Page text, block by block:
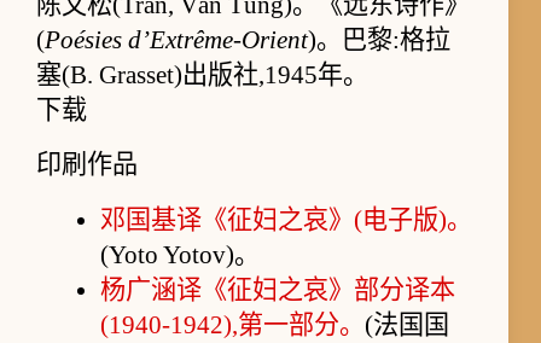
(Poésies d’Extrême-Orient)。巴黎:格拉
塞(B. Grasset)出版社,1945年。
下载
印刷作品
邓国基译《征妇之哀》(电子版)。
(Yoto Yotov)。
杨广涵译《征妇之哀》部分译本
(1940-1942),第一部分。 (法国国